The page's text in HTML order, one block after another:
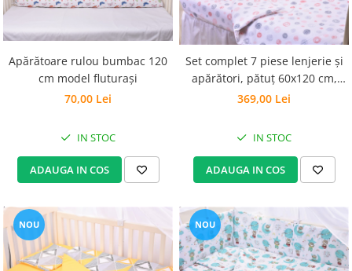
Set Pilota si Perne
Pilota Perne si Lenjerie
Pilota si Perne Ieftine
Pilote si Perne Romanesti
Apărătoare rulou bumbac 120
cm model fluturași
70,00 Lei
IN STOC
ADAUGA IN COS
Set complet 7 piese lenjerie și
apărători, pătuț 60x120 cm,
Model Ghemotoace
369,00 Lei
IN STOC
ADAUGA IN COS
NOU NOU